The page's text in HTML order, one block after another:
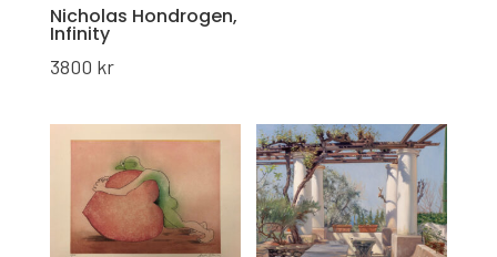
Nicholas Hondrogen,
Infinity
3800 kr